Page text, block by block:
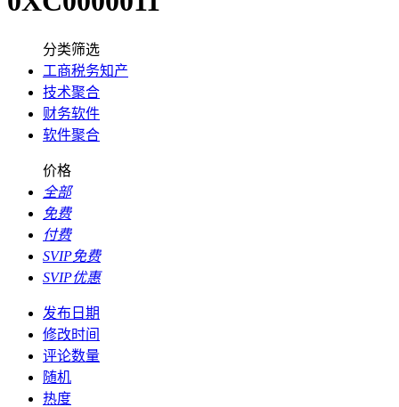
分类筛选
工商税务知产
技术聚合
财务软件
软件聚合
价格
全部
免费
付费
SVIP免费
SVIP优惠
发布日期
修改时间
评论数量
随机
热度